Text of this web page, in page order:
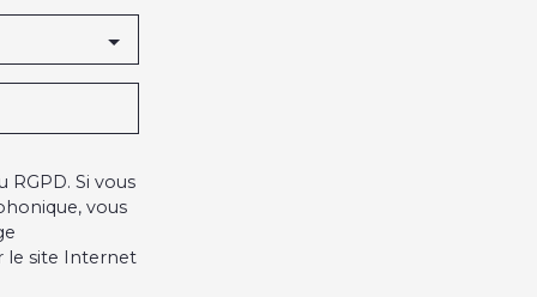
Si vous
vous
le site Internet